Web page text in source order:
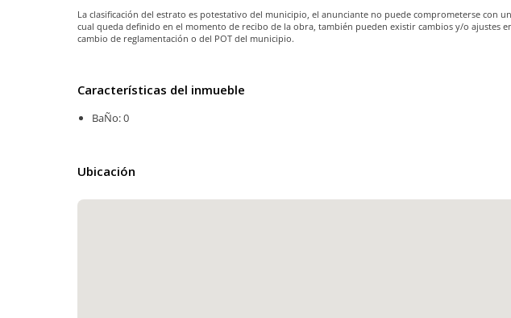
La clasificación del estrato es potestativo del municipio, el anunciante no puede comprometerse con
cual queda definido en el momento de recibo de la obra, también pueden existir cambios y/o ajustes
cambio de reglamentación o del POT del municipio.
Características del inmueble
BaÑo: 0
Ubicación